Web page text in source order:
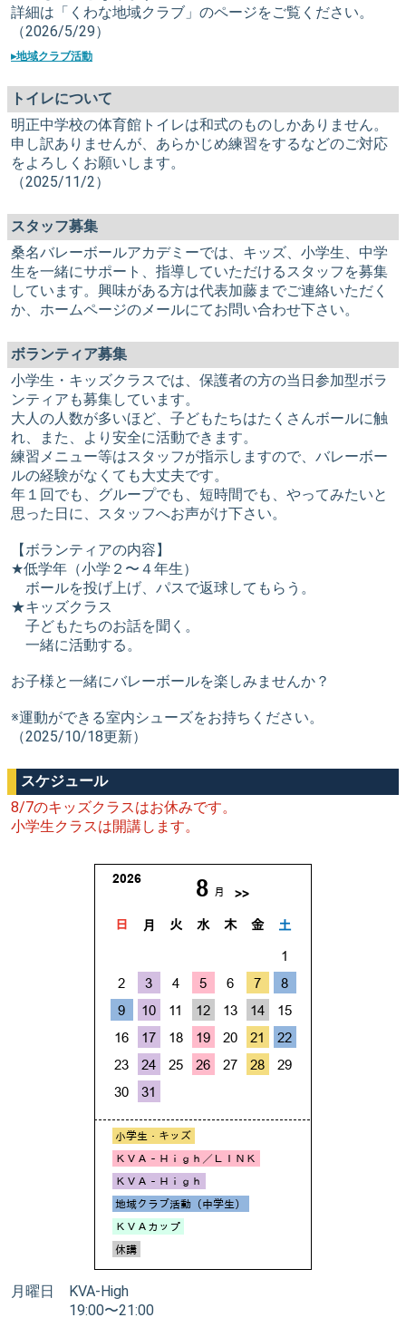
詳細は「くわな地域クラブ」のページをご覧ください。
（2026/5/29）
▸地域クラブ活動
トイレについて
明正中学校の体育館トイレは和式のものしかありません。
申し訳ありませんが、あらかじめ練習をするなどのご対応
をよろしくお願いします。
（2025/11/2）
スタッフ募集
桑名バレーボールアカデミーでは、キッズ、小学生、中学
生を一緒にサポート、指導していただけるスタッフを募集
しています。興味がある方は代表加藤までご連絡いただく
か、ホームページのメールにてお問い合わせ下さい。
ボランティア募集
小学生・キッズクラスでは、保護者の方の当日参加型ボラ
ンティアも募集しています。
大人の人数が多いほど、子どもたちはたくさんボールに触
れ、また、より安全に活動できます。
練習メニュー等はスタッフが指示しますので、バレーボー
ルの経験がなくても大丈夫です。
年１回でも、グループでも、短時間でも、やってみたいと
思った日に、スタッフへお声がけ下さい。
【ボランティアの内容】
★低学年（小学２〜４年生）
ボールを投げ上げ、パスで返球してもらう。
★キッズクラス
子どもたちのお話を聞く。
一緒に活動する。
お子様と一緒にバレーボールを楽しみませんか？
※運動ができる室内シューズをお持ちください。
（2025/10/18更新）
スケジュール
8/7のキッズクラスはお休みです。
小学生クラスは開講します。
月曜日 KVA-High
19:00〜21:00